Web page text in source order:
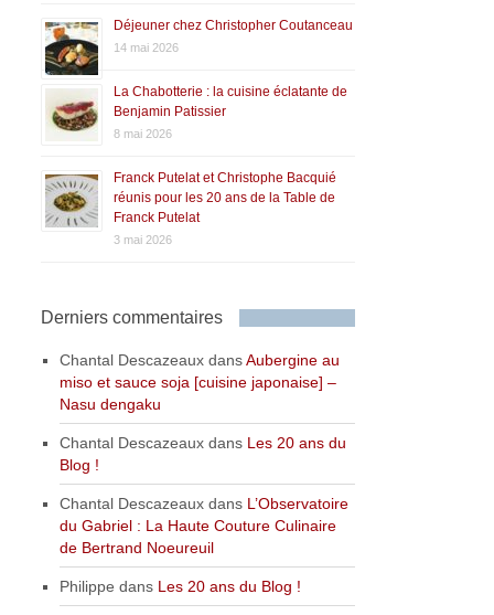
Déjeuner chez Christopher Coutanceau
14 mai 2026
La Chabotterie : la cuisine éclatante de
Benjamin Patissier
8 mai 2026
Franck Putelat et Christophe Bacquié
réunis pour les 20 ans de la Table de
Franck Putelat
3 mai 2026
Derniers commentaires
Chantal Descazeaux dansAubergine au
miso et sauce soja [cuisine japonaise] –
Nasu dengaku
Chantal Descazeaux dans Les 20 ans du
Blog !
Chantal Descazeaux dans L’Observatoire
du Gabriel : La Haute Couture Culinaire
de Bertrand Noeureuil
Philippe dans Les 20 ans du Blog !